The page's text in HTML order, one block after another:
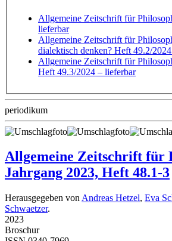
Allgemeine Zeitschrift für
lieferbar
Allgemeine Zeitschrift für
dialektisch denken? Heft 49.2/2024
Allgemeine Zeitschrift für
Heft 49.3/2024 – lieferbar
periodikum
Allgemeine Zeitschrift für
Jahrgang 2023, Heft 48.1-3
Herausgegeben von Andreas Hetzel, Eva
Schwaetzer.
2023
Broschur